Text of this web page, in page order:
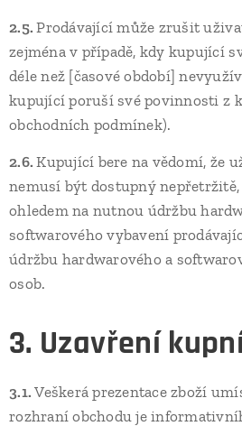
2.5.Prodávající může zrušit
zejména v případě, kdy kupující
déle než [časové období]
kupující poruší své povinnosti z
obchodních podmínek).
2.6.Kupující bere na vědomí, že
nemusí být dostupný nepřetržitě,
ohledem na nutnou údržbu
softwarového vybavení
údržbu hardwarového a
osob.
3. Uzavření
3.1.Veškerá prezentace zboží
rozhraní obchodu je